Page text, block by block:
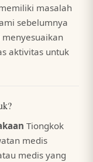
masalah
sebelumnya
aktivitas untuk
Tiongkok
medis
medis yang